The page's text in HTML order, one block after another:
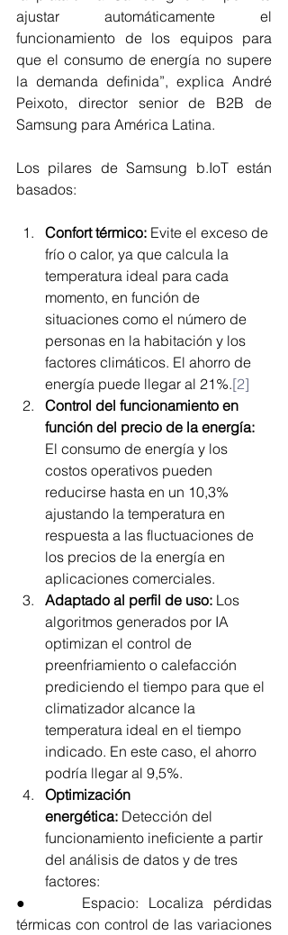
ajustar automáticamente el
funcionamiento de los equipos para
que el consumo de energía no supere
la demanda definida”, explica André
Peixoto, director senior de B2B de
Samsung para América Latina.
Los pilares de Samsung b.IoT están
basados:
Confort térmico: Evite el exceso de
frío o calor, ya que calcula la
temperatura ideal para cada
momento, en función de
situaciones como el número de
personas en la habitación y los
factores climáticos. El ahorro de
energía puede llegar al 21%.[2]
Control del funcionamiento en
función del precio de la energía:
El consumo de energía y los
costos operativos pueden
reducirse hasta en un 10,3%
ajustando la temperatura en
respuesta a las fluctuaciones de
los precios de la energía en
aplicaciones comerciales.
Adaptado al perfil de uso: Los
algoritmos generados por IA
optimizan el control de
preenfriamiento o calefacción
prediciendo el tiempo para que el
climatizador alcance la
temperatura ideal en el tiempo
indicado. En este caso, el ahorro
podría llegar al 9,5%.
Optimización
energética: Detección del
funcionamiento ineficiente a partir
del análisis de datos y de tres
factores:
●     Espacio: Localiza pérdidas
térmicas con control de las variaciones